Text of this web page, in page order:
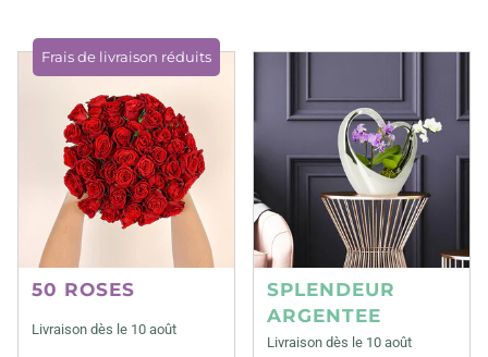
Frais de livraison réduits
50 ROSES
Livraison dès le 10 août
SPLENDEUR
ARGENTEE
Livraison dès le 10 août